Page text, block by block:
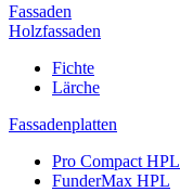
Fassaden
Holzfassaden
Fichte
Lärche
Fassadenplatten
Pro Compact HPL
FunderMax HPL